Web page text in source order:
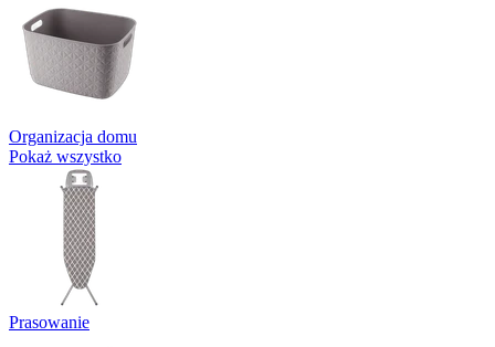
Organizacja domu
Pokaż wszystko
Prasowanie